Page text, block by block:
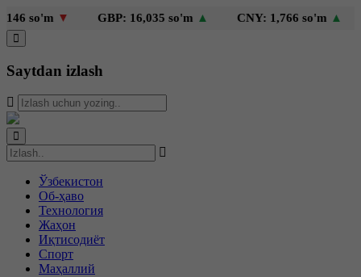
so'm▼ GBP: 16,035 so'm▲ CNY: 1,766 so'm▲
Saytdan izlash
Ўзбекистон
Об-ҳаво
Технология
Жаҳон
Иқтисодиёт
Спорт
Маҳаллий